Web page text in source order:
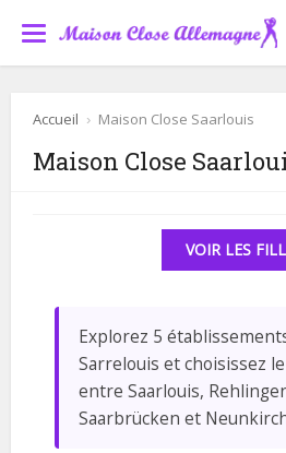
Accueil › Maison Close Saarlouis
Maison Close
VOIR LES
Explorez 5
Sarrelouis et choisissez
entre Saarlouis,
Saarbrücken et